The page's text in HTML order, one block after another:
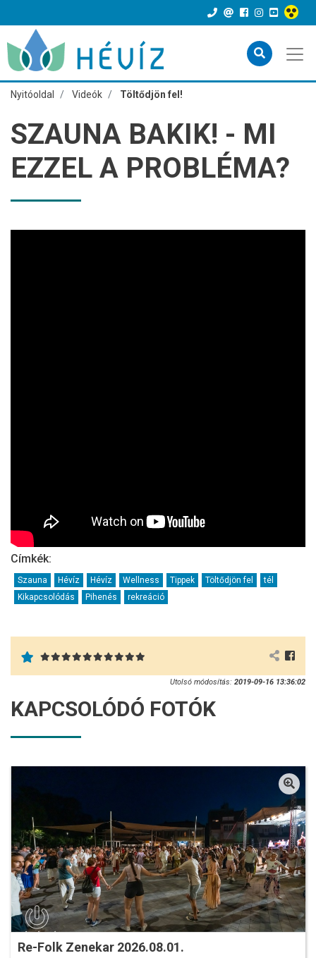
Nyitóoldal Videók Töltődjön fel!
SZAUNA BAKIK! - MI
EZZEL A PROBLÉMA?
Címkék:
Szauna Hévíz Hévíz Wellness Tippek Töltődjön fel
tél
Kikapcsolódás
Pihenés rekreáció
Utolsó módosítás: 2019-09-16 13:36:02
KAPCSOLÓDÓ FOTÓK
Re-Folk Zenekar 2026.08.01.